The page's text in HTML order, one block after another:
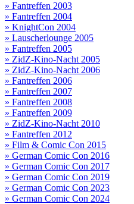
» Fantreffen 2003
» Fantreffen 2004
» KnightCon 2004
» Lauscherlounge 2005
» Fantreffen 2005
» ZidZ-Kino-Nacht 2005
» ZidZ-Kino-Nacht 2006
» Fantreffen 2006
» Fantreffen 2007
» Fantreffen 2008
» Fantreffen 2009
» ZidZ-Kino-Nacht 2010
» Fantreffen 2012
» Film & Comic Con 2015
» German Comic Con 2016
» German Comic Con 2017
» German Comic Con 2019
» German Comic Con 2023
» German Comic Con 2024